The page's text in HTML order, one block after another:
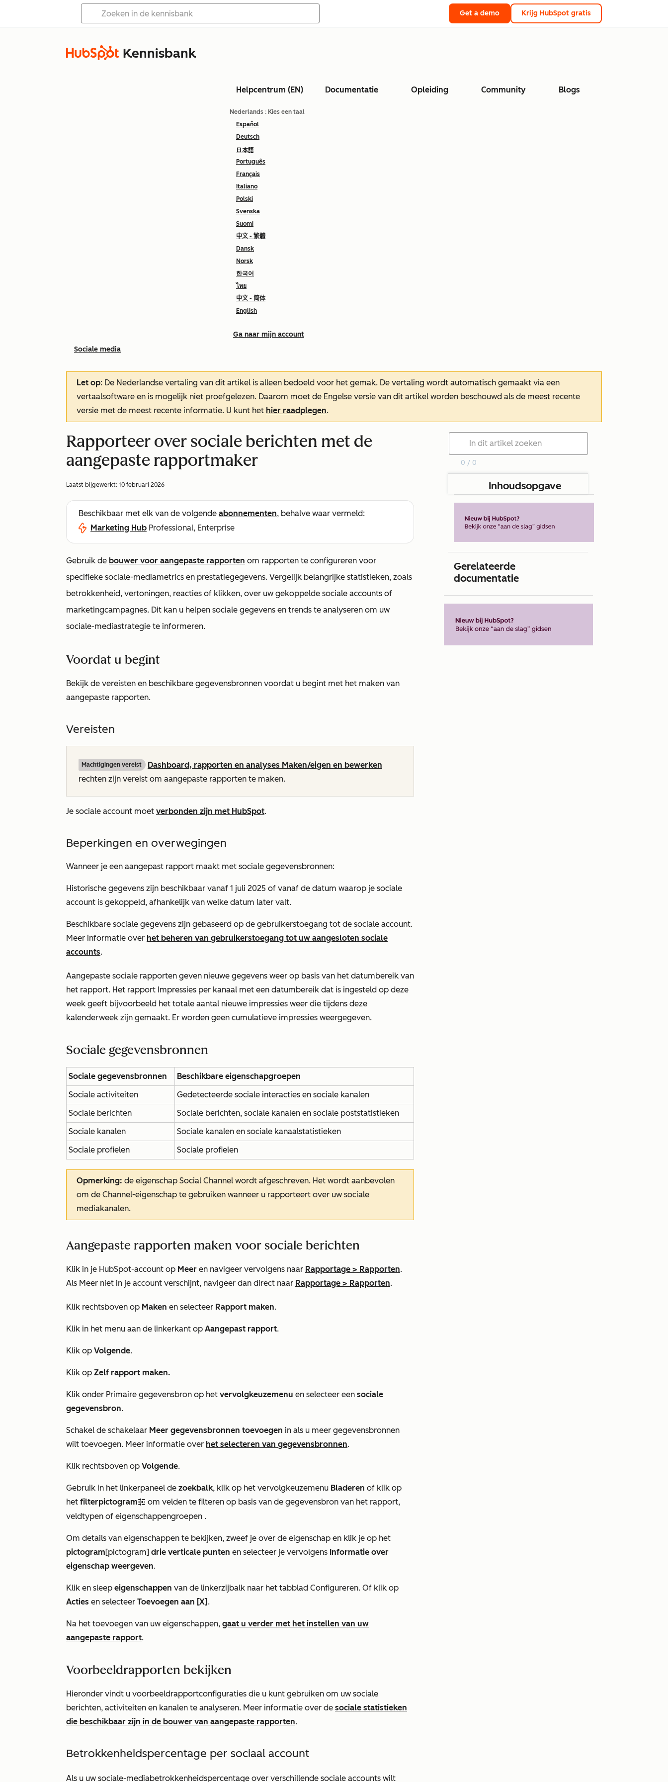
Get a demo Krijg HubSpot gratis
Kennisbank
Helpcentrum (EN) Documentatie Opleiding Community Blogs
Nederlands : Kies een taal
Español
Deutsch
日本語
Português
Français
Italiano
Polski
Svenska
Suomi
中文 - 繁體
Dansk
Norsk
한국어
ไทย
中文 - 简体
English
Ga naar mijn account
Sociale media
Let op: De Nederlandse vertaling van dit artikel is alleen bedoeld voor het gemak. De vertaling wordt automatisch gemaakt via een
vertaalsoftware en is mogelijk niet proefgelezen. Daarom moet de Engelse versie van dit artikel worden beschouwd als de meest recente
versie met de meest recente informatie. U kunt het hier raadplegen.
Rapporteer over sociale berichten met de
aangepaste rapportmaker
Laatst bijgewerkt: 10 februari 2026
Beschikbaar met elk van de volgende abonnementen, behalve waar vermeld:
Marketing Hub Professional, Enterprise
Gebruik de bouwer voor aangepaste rapporten om rapporten te configureren voor
specifieke sociale-mediametrics en prestatiegegevens. Vergelijk belangrijke statistieken, zoals
betrokkenheid, vertoningen, reacties of klikken, over uw gekoppelde sociale accounts of
marketingcampagnes. Dit kan u helpen sociale gegevens en trends te analyseren om uw
sociale-mediastrategie te informeren.
Voordat u begint
Bekijk de vereisten en beschikbare gegevensbronnen voordat u begint met het maken van
aangepaste rapporten.
Vereisten
Machtigingen vereist
Dashboard, rapporten en analyses Maken/eigen en bewerken
rechten zijn vereist om aangepaste rapporten te maken.
Je sociale account moet verbonden zijn met HubSpot.
Beperkingen en overwegingen
Wanneer je een aangepast rapport maakt met sociale gegevensbronnen:
Historische gegevens zijn beschikbaar vanaf 1 juli 2025 of vanaf de datum waarop je sociale
account is gekoppeld, afhankelijk van welke datum later valt.
Beschikbare sociale gegevens zijn gebaseerd op de gebruikerstoegang tot de sociale account.
Meer informatie over het beheren van gebruikerstoegang tot uw aangesloten sociale
accounts.
Aangepaste sociale rapporten geven nieuwe gegevens weer op basis van het datumbereik van
het rapport. Het rapport Impressies per kanaal met een datumbereik dat is ingesteld op deze
week geeft bijvoorbeeld het totale aantal nieuwe impressies weer die tijdens deze
kalenderweek zijn gemaakt. Er worden geen cumulatieve impressies weergegeven.
Sociale gegevensbronnen
Sociale gegevensbronnen
Beschikbare eigenschapgroepen
Sociale activiteiten
Gedetecteerde sociale interacties en sociale kanalen
Sociale berichten
Sociale berichten, sociale kanalen en sociale poststatistieken
Sociale kanalen
Sociale kanalen en sociale kanaalstatistieken
Sociale profielen
Sociale profielen
Opmerking: de eigenschap Social Channel wordt afgeschreven. Het wordt aanbevolen
om de Channel-eigenschap te gebruiken wanneer u rapporteert over uw sociale
mediakanalen.
Aangepaste rapporten maken voor sociale berichten
Klik in je HubSpot-account op Meer en navigeer vervolgens naar Rapportage > Rapporten.
Als Meer niet in je account verschijnt, navigeer dan direct naar Rapportage > Rapporten.
Klik rechtsboven op Maken en selecteer Rapport maken.
Klik in het menu aan de linkerkant op Aangepast rapport.
Klik op Volgende.
Klik op Zelf rapport maken.
Klik onder Primaire gegevensbron op het vervolgkeuzemenu en selecteer een sociale
gegevensbron.
Schakel de schakelaar Meer gegevensbronnen toevoegen in als u meer gegevensbronnen
wilt toevoegen. Meer informatie over het selecteren van gegevensbronnen.
Klik rechtsboven op Volgende.
Gebruik in het linkerpaneel de zoekbalk, klik op het vervolgkeuzemenu Bladeren of klik op
het filterpictogramfilter om velden te filteren op basis van de gegevensbron van het rapport,
veldtypen of eigenschappengroepen .
Om details van eigenschappen te bekijken, zweef je over de eigenschap en klik je op het
pictogram[pictogram] drie verticale punten en selecteer je vervolgens Informatie over
eigenschap weergeven.
Klik en sleep eigenschappen van de linkerzijbalk naar het tabblad Configureren. Of klik op
Acties en selecteer Toevoegen aan [X] .
Na het toevoegen van uw eigenschappen, gaat u verder met het instellen van uw
aangepaste rapport.
Voorbeeldrapporten bekijken
Hieronder vindt u voorbeeldrapportconfiguraties die u kunt gebruiken om uw sociale
berichten, activiteiten en kanalen te analyseren. Meer informatie over de sociale statistieken
die beschikbaar zijn in de bouwer van aangepaste rapporten.
Betrokkenheidspercentage per sociaal account
Als u uw sociale-mediabetrokkenheidspercentage over verschillende sociale accounts wilt
0 / 0
Inhoudsopgave
Gerelateerde
documentatie